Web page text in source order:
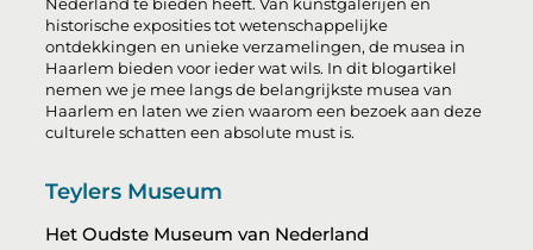
Nederland te bieden heeft. Van kunstgalerijen en
historische exposities tot wetenschappelijke
ontdekkingen en unieke verzamelingen, de musea in
Haarlem bieden voor ieder wat wils. In dit blogartikel
nemen we je mee langs de belangrijkste musea van
Haarlem en laten we zien waarom een bezoek aan deze
culturele schatten een absolute must is.
Teylers Museum
Het Oudste Museum van Nederland